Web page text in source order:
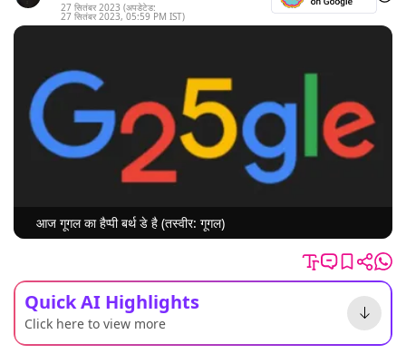
27 सितंबर 2023 (अपडेटेड:
27 सितंबर 2023, 05:59 PM IST)
आज गूगल का हैप्पी बर्थ डे है (तस्वीर: गूगल)
Quick AI Highlights
Click here to view more